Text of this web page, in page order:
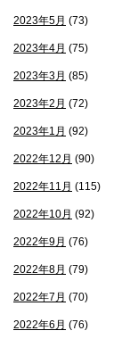
2023年5月 (73)
2023年4月 (75)
2023年3月 (85)
2023年2月 (72)
2023年1月 (92)
2022年12月 (90)
2022年11月 (115)
2022年10月 (92)
2022年9月 (76)
2022年8月 (79)
2022年7月 (70)
2022年6月 (76)